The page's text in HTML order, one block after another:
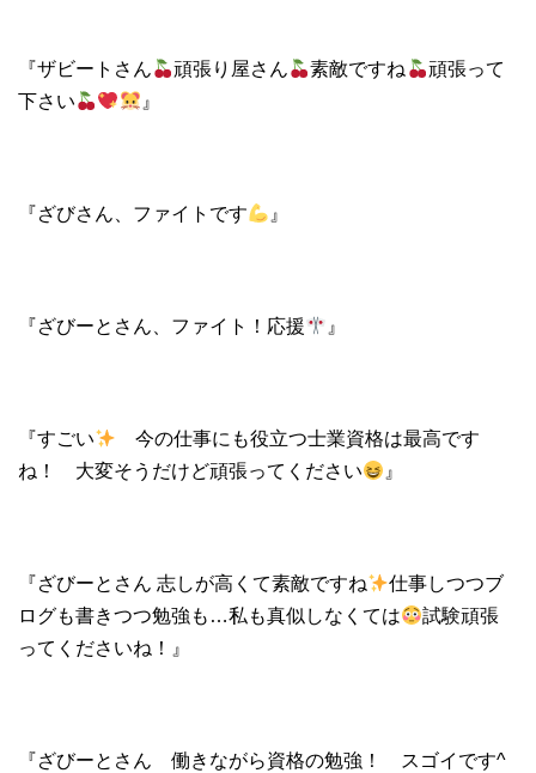
『ザビートさん 頑張り屋さん 素敵ですね
頑張って
下さい
』
『ざびさん、ファイトです 』
『ざびーとさん、ファイト！応援 』
『すごい
今の仕事にも役立つ士業資格は最高です
ね！ 大変そうだけど頑張ってください
』
『ざびーとさん 志しが高くて素敵ですね
仕事しつつブ
ログも書きつつ勉強も…私も真似しなくては
試験頑張
ってくださいね！』
『ざびーとさん 働きながら資格の勉強！ スゴイです^